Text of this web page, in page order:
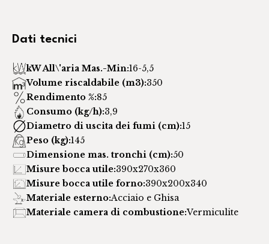
Dati tecnici
kW All\'aria Mas.-Min:16-5,5
Volume riscaldabile (m3):350
Rendimento %:85
Consumo (kg/h):3,9
Diametro di uscita dei fumi (cm):15
Peso (kg):145
Dimensione mas. tronchi (cm):50
Misure bocca utile:390x270x360
Misure bocca utile forno:390x200x340
Materiale esterno:Acciaio e Ghisa
Materiale camera di combustione:Vermiculite